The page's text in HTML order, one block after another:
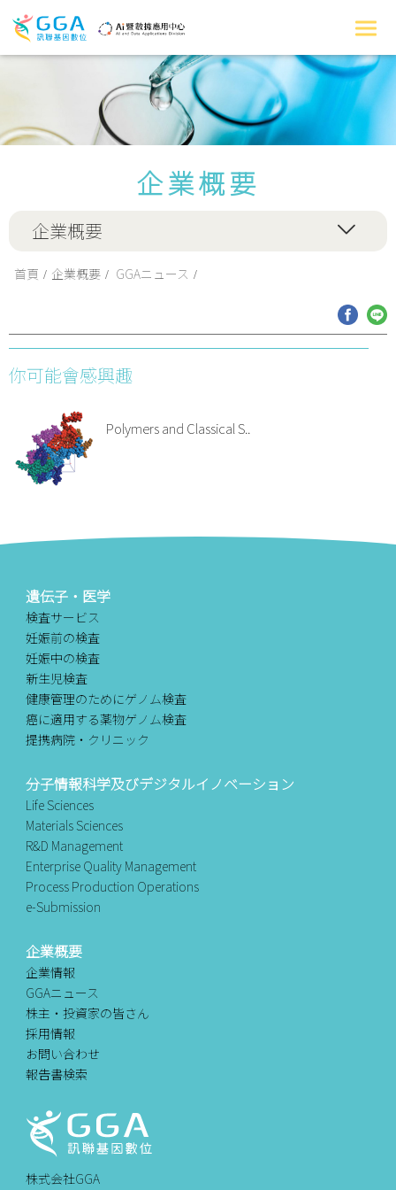
企業概要
企業概要
首頁 企業概要 GGAニュース
你可能會感興趣
Polymers and Classical S..
遺伝子・医学
検査サービス
妊娠前の検査
妊娠中の検査
新生児検査
健康管理のためにゲノム検査
癌に適用する薬物ゲノム検査
提携病院・クリニック
分子情報科学及びデジタルイノベーション
Life Sciences
Materials Sciences
R&D Management
Enterprise Quality Management
Process Production Operations
e-Submission
企業概要
企業情報
GGAニュース
株主・投資家の皆さん
採用情報
お問い合わせ
報告書検索
株式会社GGA